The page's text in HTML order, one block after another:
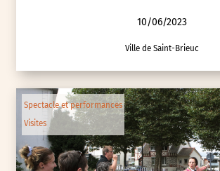
10/06/2023
Ville de Saint-Brieuc
Spectacle et performances
Visites